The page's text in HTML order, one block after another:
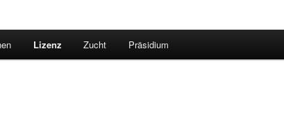
Lizenz Zucht Präsidium